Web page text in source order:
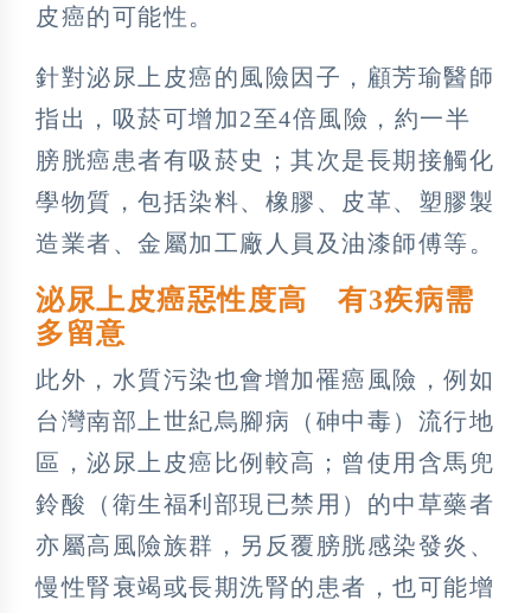
皮癌的可能性。
針對泌尿上皮癌的風險因子，顧芳瑜醫師
指出，吸菸可增加2至4倍風險，約一半
膀胱癌患者有吸菸史；其次是長期接觸化
學物質，包括染料、橡膠、皮革、塑膠製
造業者、金屬加工廠人員及油漆師傅等。
泌尿上皮癌惡性度高 有3疾病需
多留意
此外，水質污染也會增加罹癌風險，例如
台灣南部上世紀烏腳病（砷中毒）流行地
區，泌尿上皮癌比例較高；曾使用含馬兜
鈴酸（衛生福利部現已禁用）的中草藥者
亦屬高風險族群，另反覆膀胱感染發炎、
慢性腎衰竭或長期洗腎的患者，也可能增